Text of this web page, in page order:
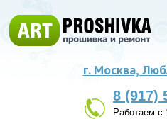
г. Москва,
8 (917)
Работаем с